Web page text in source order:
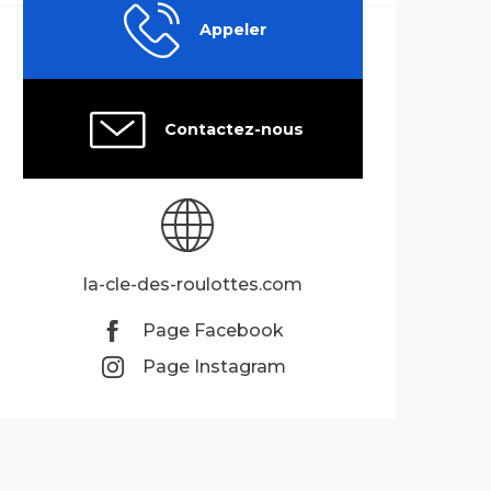
Appeler
Contactez-nous
la-cle-des-roulottes.com
Page Facebook
Page Instagram